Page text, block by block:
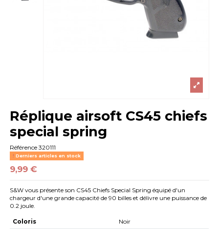
Réplique airsoft CS45 chiefs
special spring
Référence 320111
Derniers articles en stock
9,99 €
S&W vous présente son CS45 Chiefs Special Spring équipé d'un
chargeur d'une grande capacité de 90 billes et délivre une puissance de
0.2 joule.
Coloris
Noir